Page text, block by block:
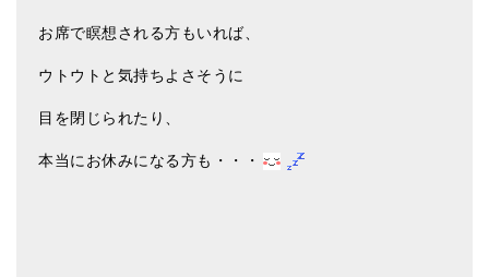
お席で瞑想される方もいれば、
ウトウトと気持ちよさそうに
目を閉じられたり、
本当にお休みになる方も・・・